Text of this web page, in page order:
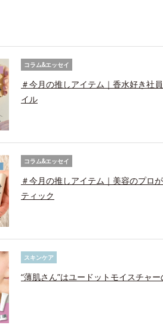
コラム&エッセイ
＃今月の推しアイテム｜香水好き社
イル
コラム&エッセイ
＃今月の推しアイテム｜美容のプロ
ティック
スキンケア
“薄肌さん”はユードットモイスチャ